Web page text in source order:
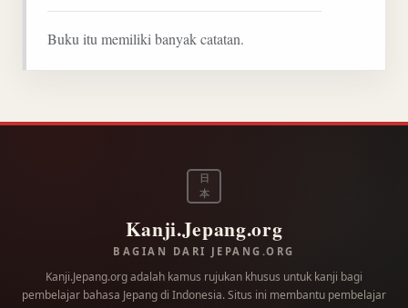
Buku itu memiliki banyak catatan.
日
本
Kanji.Jepang.org
BAGIAN DARI JEPANG.ORG
Kanji.Jepang.org adalah kamus rujukan khusus untuk kanji bagi
pembelajar bahasa Jepang di Indonesia. Situs ini membantu pembelajar